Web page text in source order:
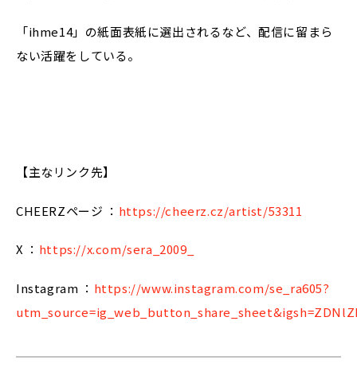
「ihme14」の紙面表紙に選出されるなど、配信に留まら
ない活躍をしている。
【主なリンク先】
CHEERZページ ： https://cheerz.cz/artist/53311
X ： https://x.com/sera_2009_
Instagram ： https://www.instagram.com/se_ra605?